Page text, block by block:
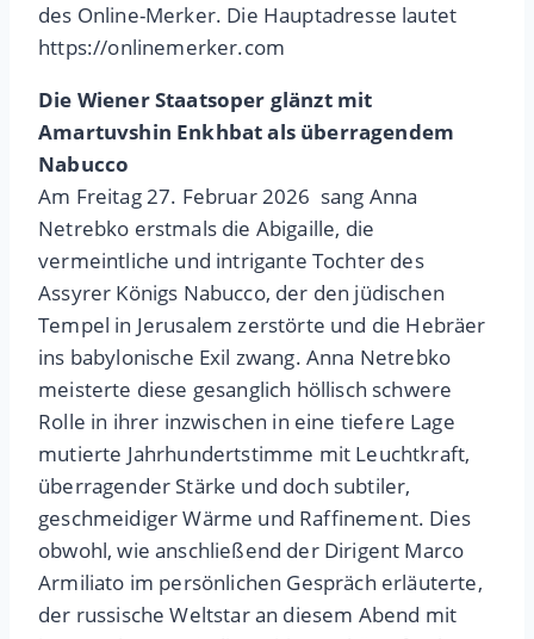
des Online-Merker. Die Hauptadresse lautet
https://onlinemerker.com
Die Wiener Staatsoper glänzt mit
Amartuvshin Enkhbat als überragendem
Nabucco
Am Freitag 27. Februar 2026 sang Anna
Netrebko erstmals die Abigaille, die
vermeintliche und intrigante Tochter des
Assyrer Königs Nabucco, der den jüdischen
Tempel in Jerusalem zerstörte und die Hebräer
ins babylonische Exil zwang. Anna Netrebko
meisterte diese gesanglich höllisch schwere
Rolle in ihrer inzwischen in eine tiefere Lage
mutierte Jahrhundertstimme mit Leuchtkraft,
überragender Stärke und doch subtiler,
geschmeidiger Wärme und Raffinement. Dies
obwohl, wie anschließend der Dirigent Marco
Armiliato im persönlichen Gespräch erläuterte,
der russische Weltstar an diesem Abend mit